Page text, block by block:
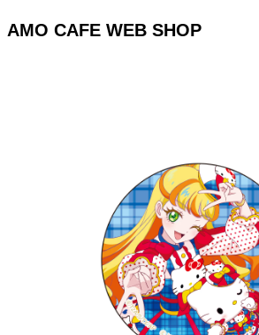
AMO CAFE WEB SHOP